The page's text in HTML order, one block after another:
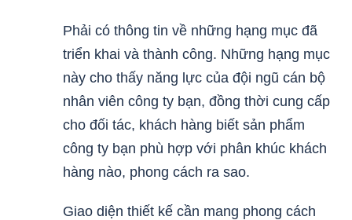
Phải có thông tin về những hạng mục đã
triển khai và thành công. Những hạng mục
này cho thấy năng lực của đội ngũ cán bộ
nhân viên công ty bạn, đồng thời cung cấp
cho đối tác, khách hàng biết sản phẩm
công ty bạn phù hợp với phân khúc khách
hàng nào, phong cách ra sao.
Giao diện thiết kế cần mang phong cách